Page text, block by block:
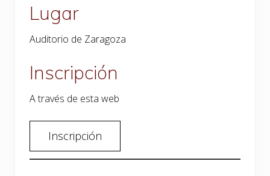
Lugar
Auditorio de Zaragoza
Inscripción
A través de esta web
Inscripción